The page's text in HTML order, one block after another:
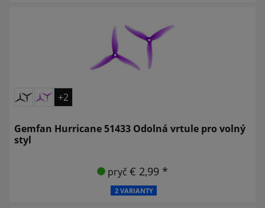
+2
Gemfan Hurricane 51433 Odolná vrtule pro volný
styl
pryč € 2,99 *
2 VARIANTY